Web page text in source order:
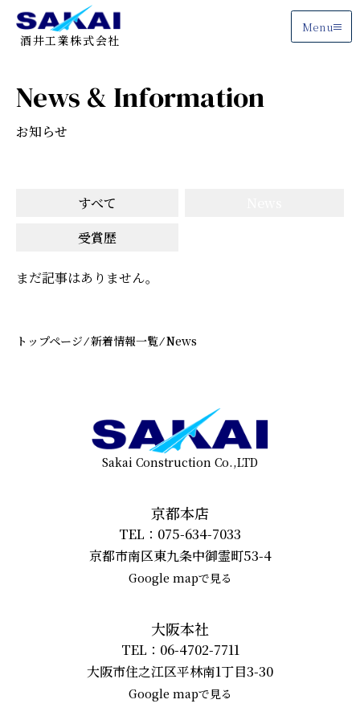
酒井工業株式会社
Menu
News & Information
お知らせ
すべて
受賞歴
まだ記事はありません。
トップページ ⁄新着情報一覧 ⁄News
Sakai Construction Co.,LTD
京都本店
TEL：075-634-7033
京都市南区東九条中御霊町53-4
Google mapで見る
大阪本社
TEL：06-4702-7711
大阪市住之江区平林南1丁目3-30
Google mapで見る